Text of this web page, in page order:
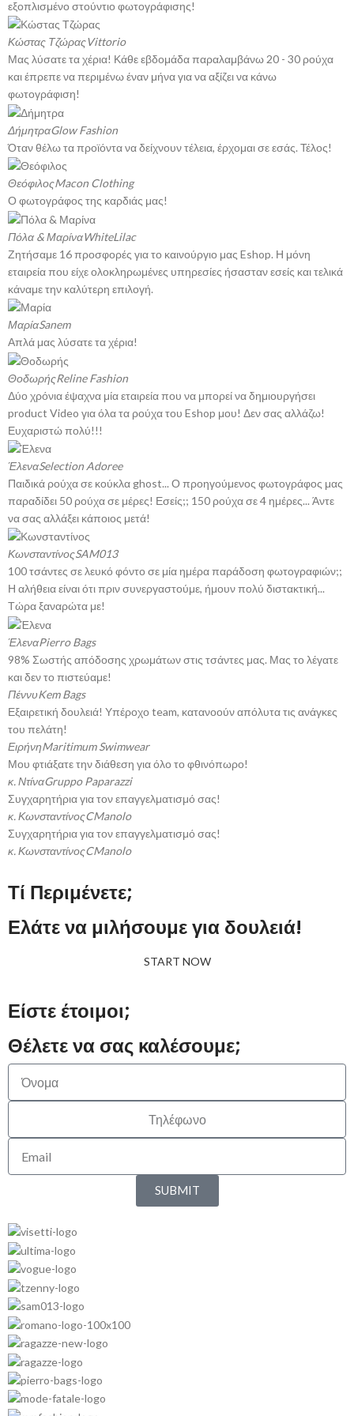
εξοπλισμένο στούντιο φωτογράφισης!
Κώστας ΤζώραςVittorio
Μας λύσατε τα χέρια! Κάθε εβδομάδα παραλαμβάνω 20 - 30 ρούχα
και έπρεπε να περιμένω έναν μήνα για να αξίζει να κάνω
φωτογράφιση!
ΔήμητραGlow Fashion
Όταν θέλω τα προϊόντα να δείχνουν τέλεια, έρχομαι σε εσάς. Τέλος!
ΘεόφιλοςMacon Clothing
Ο φωτογράφος της καρδιάς μας!
Πόλα & ΜαρίναWhiteLilac
Ζητήσαμε 16 προσφορές για το καινούργιο μας Eshop. Η μόνη
εταιρεία που είχε ολοκληρωμένες υπηρεσίες ήσασταν εσείς και τελικά
κάναμε την καλύτερη επιλογή.
ΜαρίαSanem
Απλά μας λύσατε τα χέρια!
ΘοδωρήςReline Fashion
Δύο χρόνια έψαχνα μία εταιρεία που να μπορεί να δημιουργήσει
product Video για όλα τα ρούχα του Eshop μου! Δεν σας αλλάζω!
Ευχαριστώ πολύ!!!
ΈλεναSelection Adoree
Παιδικά ρούχα σε κούκλα ghost... Ο προηγούμενος φωτογράφος μας
παραδίδει 50 ρούχα σε μέρες! Εσείς;; 150 ρούχα σε 4 ημέρες... Άντε
να σας αλλάξει κάποιος μετά!
ΚωνσταντίνοςSAM013
100 τσάντες σε λευκό φόντο σε μία ημέρα παράδοση φωτογραφιών;;
Η αλήθεια είναι ότι πριν συνεργαστούμε, ήμουν πολύ διστακτική...
Τώρα ξαναρώτα με!
ΈλεναPierro Bags
98% Σωστής απόδοσης χρωμάτων στις τσάντες μας. Μας το λέγατε
και δεν το πιστεύαμε!
ΠέννυKem Bags
Εξαιρετική δουλειά! Υπέροχο team, κατανοούν απόλυτα τις ανάγκες
του πελάτη!
ΕιρήνηMaritimum Swimwear
Μου φτιάξατε την διάθεση για όλο το φθινόπωρο!
κ. ΝτίναGruppo Paparazzi
Συγχαρητήρια για τον επαγγελματισμό σας!
κ. ΚωνσταντίνοςCManolo
Συγχαρητήρια για τον επαγγελματισμό σας!
κ. ΚωνσταντίνοςCManolo
Είστε έτοιμοι;
Θέλετε να σας καλέσουμε;
SUBMIT
Τί Περιμένετε;
Ελάτε να μιλήσουμε για δουλειά!
START NOW